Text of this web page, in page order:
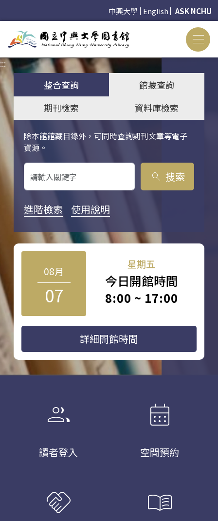
中興大學 English ASK NCHU
:::
整合查詢
館藏查詢
期刊檢索
資料庫檢索
除本館館藏目錄外，可同時查詢期刊文章等電子
資源。
關鍵字搜尋
search 搜索
進階檢索 使用說明
08月
07
星期五
今日開館時間
8:00 ~ 17:00
詳細開館時間
group
讀者登入
calendar_month
空間預約
handshake menu_book